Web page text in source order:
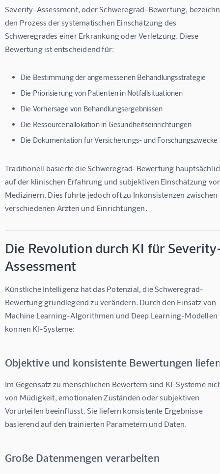
Severity-Assessment, oder Schweregrad-Bewertung,
den Prozess der systematischen Einschätzung des
Schweregrades einer Erkrankung oder Verletzung. Diese
Bewertung ist entscheidend für:
Die Bestimmung der angemessenen Behandlungsstrategie
Die Priorisierung von Patienten in Notfallsituationen
Die Vorhersage von Behandlungsergebnissen
Die Ressourcenallokation in Gesundheitseinrichtungen
Die Dokumentation für Versicherungs- und Forschungszwecke
Traditionell basierte die Schweregrad-Bewertung
auf der klinischen Erfahrung und subjektiven Einschätzung
Medizinern. Dies führte jedoch oft zu Inkonsistenzen zwischen
verschiedenen Ärzten und Einrichtungen.
Die Revolution durch KI für
Assessment
Künstliche Intelligenz hat das Potenzial, die Schweregrad-
Bewertung grundlegend zu verändern. Durch den Einsatz von
Machine Learning-Algorithmen und Deep Learning-Modellen
können KI-Systeme:
Objektive und konsistente Bewertungen
Im Gegensatz zu menschlichen Bewertern sind KI-Systeme
von Müdigkeit, emotionalen Zuständen oder subjektiven
Vorurteilen beeinflusst. Sie liefern konsistente Ergebnisse
basierend auf den trainierten Parametern und Daten.
Große Datenmengen verarbeiten